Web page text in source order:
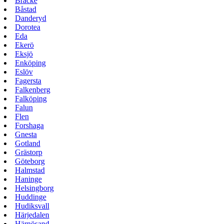
Båstad
Danderyd
Dorotea
Eda
Ekerö
Eksjö
Enköping
Eslöv
Fagersta
Falkenberg
Falköping
Falun
Flen
Forshaga
Gnesta
Gotland
Grästorp
Göteborg
Halmstad
Haninge
Helsingborg
Huddinge
Hudiksvall
Härjedalen